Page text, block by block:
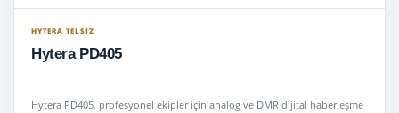
HYTERA TELSIZ
Hytera PD405
Hytera PD405, profesyonel ekipler için analog ve DMR dijital haberleşme